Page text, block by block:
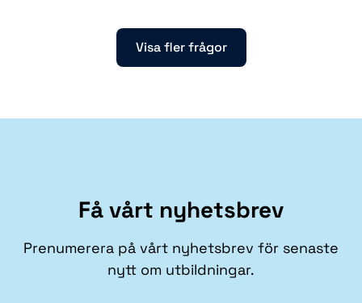
Visa fler frågor
Få vårt nyhetsbrev
Prenumerera på vårt nyhetsbrev för senaste
nytt om utbildningar.